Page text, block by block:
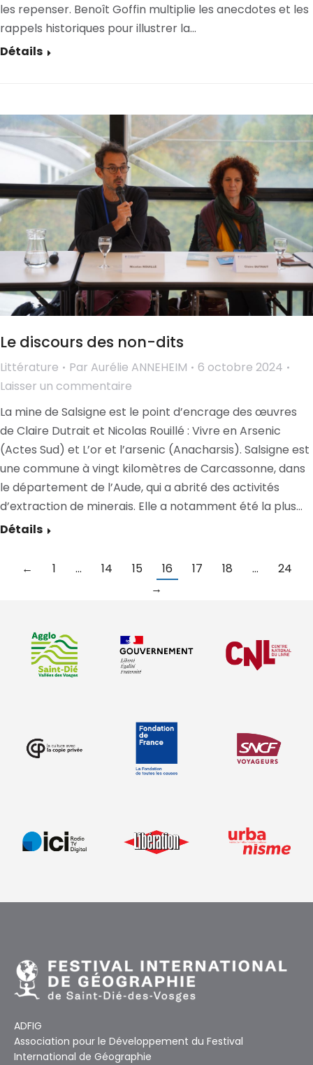
les repenser. Benoît Goffin multiplie les anecdotes et les
rappels historiques pour illustrer la…
Détails
Le discours des non-dits
Littérature Par Aurélie ANNEHEIM
6 octobre 2024
Laisser un commentaire
La mine de Salsigne est le point d’encrage des œuvres
de Claire Dutrait et Nicolas Rouillé : Vivre en Arsenic
(Actes Sud) et L’or et l’arsenic (Anacharsis). Salsigne est
une commune à vingt kilomètres de Carcassonne, dans
le département de l’Aude, qui a abrité des activités
d’extraction de minerais. Elle a notamment été la plus…
Détails
← 1 … 14 15 16 17 18 …
24
→
ADFIG
Association pour le Développement du Festival
International de Géographie